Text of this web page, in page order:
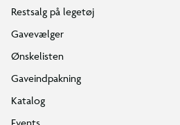
Restsalg på legetøj
Gavevælger
Ønskelisten
Gaveindpakning
Katalog